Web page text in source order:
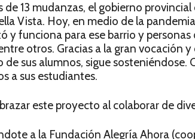
de 13 mudanzas, el gobierno
Vista. Hoy, en medio de la
y funciona para ese barrio y
otros. Gracias a la gran vocación
de sus alumnos, sigue
a sus estudiantes.
este proyecto al colaborar de
a la Fundación Alegría Ahora